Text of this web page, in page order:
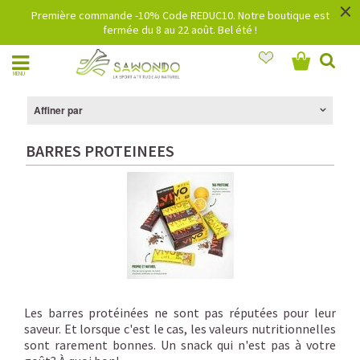
Première commande -10% Code REDUC10. Notre boutique est
fermée du 8 au 22 août. Bel été !
×
MENU
Affiner par
BARRES PROTEINEES
Les barres protéinées ne sont pas réputées pour leur
saveur. Et lorsque c'est le cas, les valeurs nutritionnelles
sont rarement bonnes. Un snack qui n'est pas à votre